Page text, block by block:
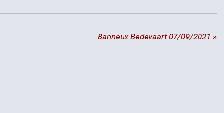
Banneux Bedevaart 07/09/2021 »